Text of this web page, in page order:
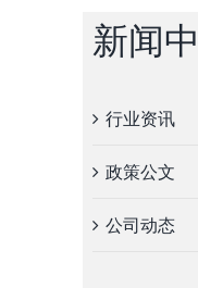
新闻
行业资讯
政策公文
公司动态